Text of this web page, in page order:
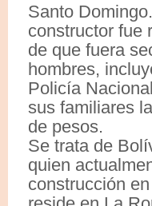
Santo
constructor fue
de que fuera
hombres,
Policía
sus familiares
de pesos.
Se trata de
quien
construcción